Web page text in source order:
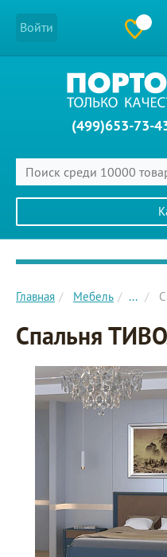
Войти
(499)653-73-
Главное меню сайта
Главная Мебель ...
Спальня